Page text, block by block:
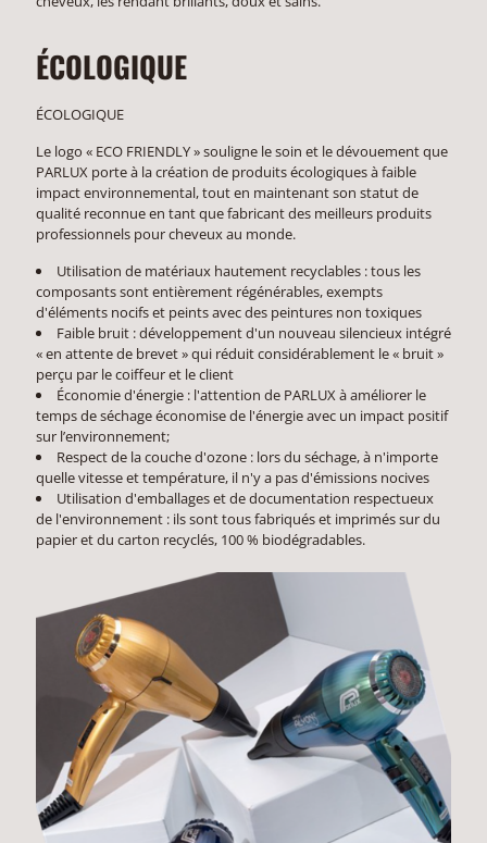
ÉCOLOGIQUE
ÉCOLOGIQUE
Le logo « ECO FRIENDLY » souligne le soin et le dévouement que
PARLUX porte à la création de produits écologiques à faible
impact environnemental, tout en maintenant son statut de
qualité reconnue en tant que fabricant des meilleurs produits
professionnels pour cheveux au monde.
Utilisation de matériaux hautement recyclables : tous les
composants sont entièrement régénérables, exempts
d'éléments nocifs et peints avec des peintures non toxiques
Faible bruit : développement d'un nouveau silencieux intégré
« en attente de brevet » qui réduit considérablement le « bruit »
perçu par le coiffeur et le client
Économie d'énergie : l'attention de PARLUX à améliorer le
temps de séchage économise de l'énergie avec un impact positif
sur l’environnement;
Respect de la couche d'ozone : lors du séchage, à n'importe
quelle vitesse et température, il n'y a pas d'émissions nocives
Utilisation d'emballages et de documentation respectueux
de l'environnement : ils sont tous fabriqués et imprimés sur du
papier et du carton recyclés, 100 % biodégradables.